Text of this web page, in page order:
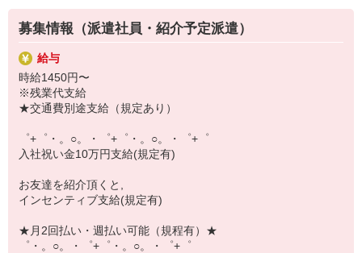
▼オフィスワーク
事務、経理、データ入力、コールセンター、受付
▼工場・製造・軽作業系
機械/食品製造・梱包・仕分け・加工・組立・検査
▼美容系
眉毛サロンのアイブロウ・ネイリスト・エステ
▼営業・販売
法人営業・アパレル販売・個別指導塾・人材紹介
▼人気案件も多数♪
短期・期間限定・オープニング・官公庁案件
上場/優良/大手企業など
【スマホ面接実施中】
￣￣￣￣￣￣￣￣￣
自宅に居ながらスマホでカンタン面接OK！
オンライン面談なのでスピード対応。
満足度◎
■携帯やインターネット販売業務
docomo(ドコモ)/au(エーユー)・KDDI/softbank(ソフトバンク)など
の大手キャリアから
ワイモバイル(Y!mobille)、楽天モバイル、UQなど格安スマホまで幅
広く紹介可能♪
募集情報（派遣社員・紹介予定派遣）
給与
時給1450円〜
※残業代支給
★交通費別途支給（規定あり）
゜+゜・。○。・゜+゜・。○。・゜+゜
入社祝い金10万円支給(規定有)
お友達を紹介頂くと,
インセンティブ支給(規定有)
★月2回払い・週払い可能（規程有）★
゜・。○。・゜+゜・。○。・゜+゜